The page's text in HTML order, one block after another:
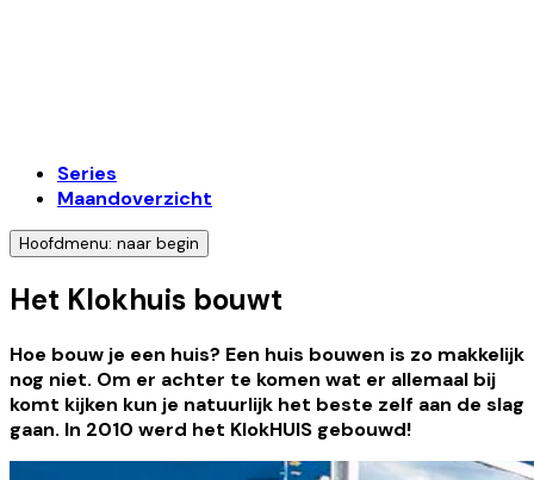
Series
Maandoverzicht
Hoofdmenu: naar begin
Het Klokhuis bouwt
Hoe bouw je een huis? Een huis bouwen is zo makkelijk
nog niet. Om er achter te komen wat er allemaal bij
komt kijken kun je natuurlijk het beste zelf aan de slag
gaan. In 2010 werd het KlokHUIS gebouwd!